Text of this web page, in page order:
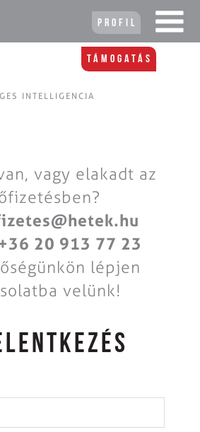
Profil
Támogatás
INTELLIGENCIA
vagy elakadt az
20 913 77 23
lépjen
velünk!